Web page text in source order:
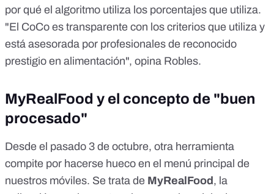
por qué el algoritmo utiliza los porcentajes que utiliza.
"El CoCo es transparente con los criterios que utiliza y
está asesorada por profesionales de reconocido
prestigio en alimentación", opina Robles.
MyRealFood y el concepto de "buen
procesado"
Desde el pasado 3 de octubre, otra herramienta
compite por hacerse hueco en el menú principal de
nuestros móviles. Se trata de MyRealFood , la